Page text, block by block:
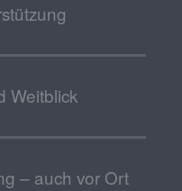
Weitblick
– auch vor Ort